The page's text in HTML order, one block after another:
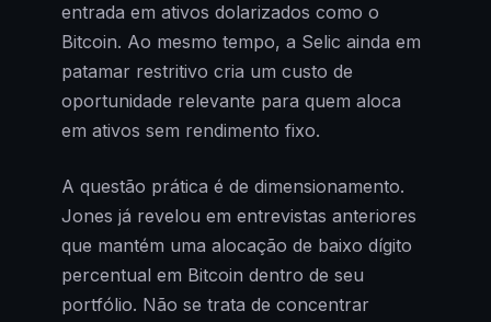
entrada em ativos dolarizados como o
Bitcoin. Ao mesmo tempo, a Selic ainda em
patamar restritivo cria um custo de
oportunidade relevante para quem aloca
em ativos sem rendimento fixo.
A questão prática é de dimensionamento.
Jones já revelou em entrevistas anteriores
que mantém uma alocação de baixo dígito
percentual em Bitcoin dentro de seu
portfólio. Não se trata de concentrar